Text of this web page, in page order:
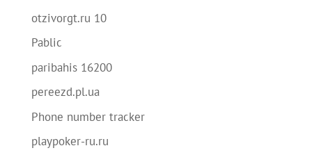
otzivorgt.ru 10
Pablic
paribahis 16200
pereezd.pl.ua
Phone number tracker
playpoker-ru.ru